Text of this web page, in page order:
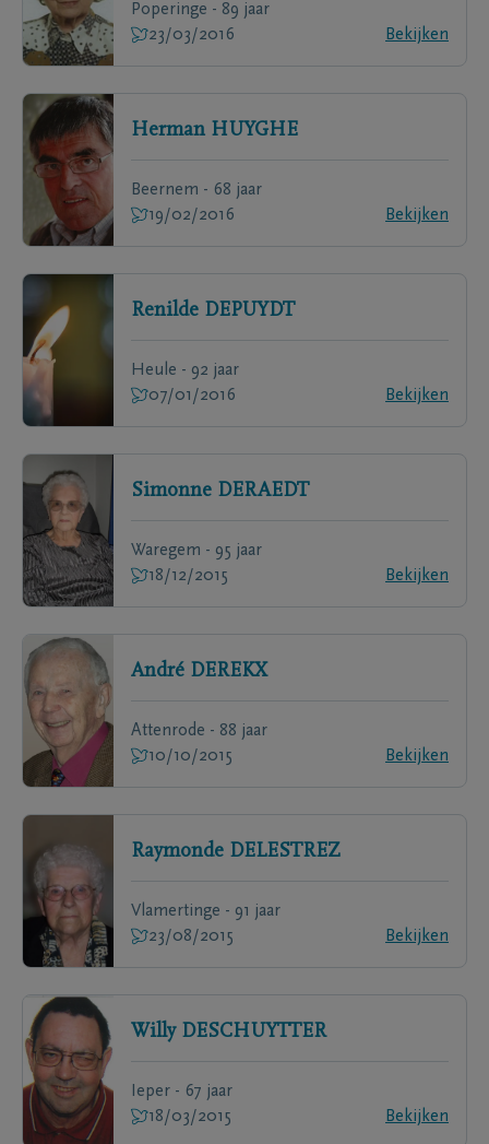
Poperinge - 89 jaar
23/03/2016
Bekijken
Herman HUYGHE
Beernem - 68 jaar
19/02/2016
Bekijken
Renilde DEPUYDT
Heule - 92 jaar
07/01/2016
Bekijken
Simonne DERAEDT
Waregem - 95 jaar
18/12/2015
Bekijken
André DEREKX
Attenrode - 88 jaar
10/10/2015
Bekijken
Raymonde DELESTREZ
Vlamertinge - 91 jaar
23/08/2015
Bekijken
Willy DESCHUYTTER
Ieper - 67 jaar
18/03/2015
Bekijken